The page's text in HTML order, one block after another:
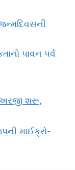
પાવન પર્વ
અરજી શરૂ,
માઈક્રો-